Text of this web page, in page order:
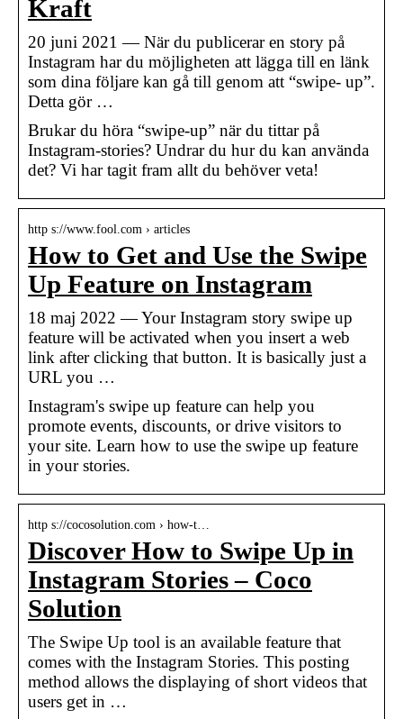
Kraft
20 juni 2021 — När du publicerar en story på
Instagram har du möjligheten att lägga till en länk
som dina följare kan gå till genom att “swipe- up”.
Detta gör …
Brukar du höra “swipe-up” när du tittar på
Instagram-stories? Undrar du hur du kan använda
det? Vi har tagit fram allt du behöver veta!
http s://www.fool.com › articles
How to Get and Use the Swipe
Up Feature on Instagram
18 maj 2022 — Your Instagram story swipe up
feature will be activated when you insert a web
link after clicking that button. It is basically just a
URL you …
Instagram's swipe up feature can help you
promote events, discounts, or drive visitors to
your site. Learn how to use the swipe up feature
in your stories.
http s://cocosolution.com › how-t…
Discover How to Swipe Up in
Instagram Stories – Coco
Solution
The Swipe Up tool is an available feature that
comes with the Instagram Stories. This posting
method allows the displaying of short videos that
users get in …